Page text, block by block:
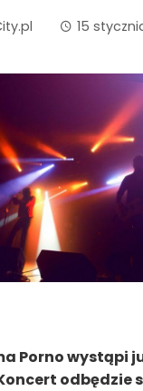
15
Porno wystąpi
odbędzie